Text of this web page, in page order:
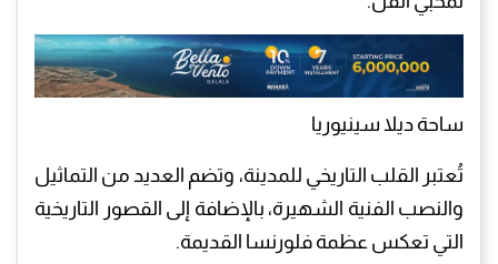
ساحة ديلا سينيوريا
تُعتبر القلب التاريخي للمدينة، وتضم العديد من التماثيل
والنصب الفنية الشهيرة، بالإضافة إلى القصور التاريخية
التي تعكس عظمة فلورنسا القديمة.